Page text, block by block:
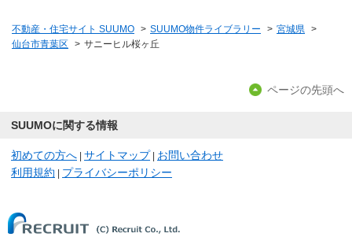
不動産・住宅サイト SUUMO > SUUMO物件ライブラリー > 宮城県 >
仙台市青葉区
> サニーヒル桜ヶ丘
ページの先頭へ
SUUMOに関する情報
初めての方へ サイトマップ
お問い合わせ
利用規約
プライバシーポリシー